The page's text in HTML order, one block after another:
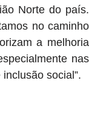
Norte do país.
no caminho
a melhoria
nas
social”.